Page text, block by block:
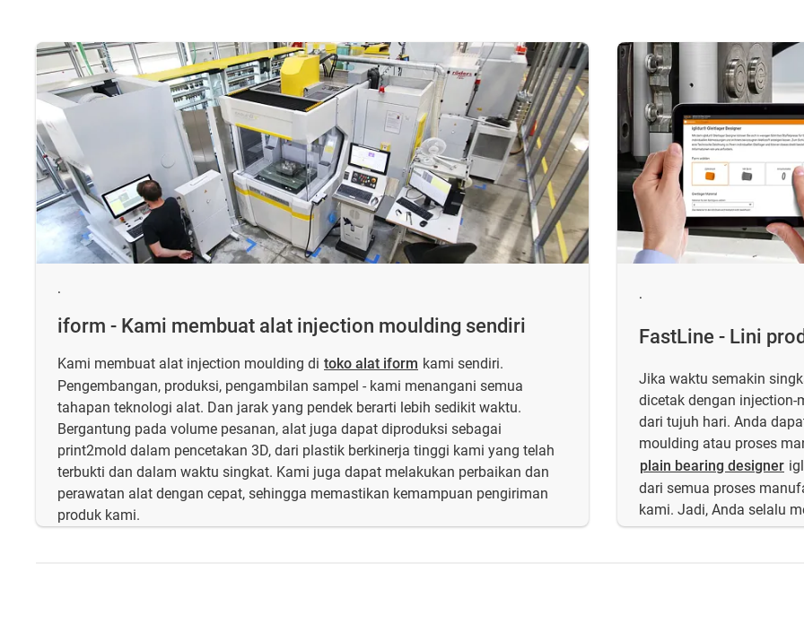
.
iform - Kami membuat alat injection moulding sendiri
Kami membuat alat injection moulding di toko alat iform kami sendiri.
Pengembangan, produksi, pengambilan sampel - kami menangani semua
tahapan teknologi alat. Dan jarak yang pendek berarti lebih sedikit waktu.
Bergantung pada volume pesanan, alat juga dapat diproduksi sebagai
print2mold dalam pencetakan 3D, dari plastik berkinerja tinggi kami yang telah
terbukti dan dalam waktu singkat. Kami juga dapat melakukan perbaikan dan
perawatan alat dengan cepat, sehingga memastikan kemampuan pengiriman
produk kami.
.
FastLine - Lini
Jika waktu semakin
dicetak dengan
dari tujuh hari. Anda
moulding atau proses
plain bearing designer
dari semua proses
kami. Jadi, Anda selalu